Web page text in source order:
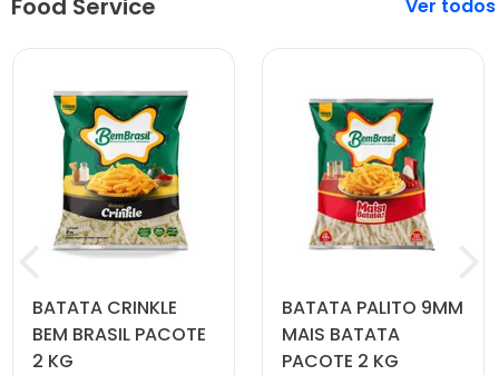
Food Service
BATATA CRINKLE
BEM BRASIL PACOTE
2 KG
BATATA PALITO 9MM
MAIS BATATA
PACOTE 2 KG